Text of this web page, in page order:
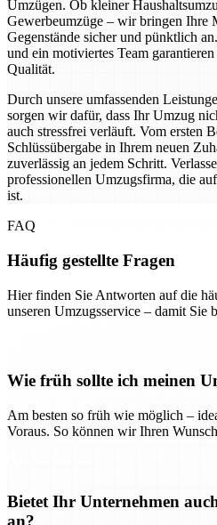
Umzügen. Ob kleiner
Gewerbeumzüge – wir bringen Ihre
Gegenstände sicher und pünktlich
und ein motiviertes Team
Qualität.
Durch unsere umfassenden
sorgen wir dafür, dass Ihr Umzug
auch stressfrei verläuft. Vom ersten
Schlüssübergabe in Ihrem neuen
zuverlässig an jedem Schritt.
professionellen Umzugsfirma, die
ist.
FAQ
Häufig gestellte Fragen
Hier finden Sie Antworten auf die
unseren Umzugsservice – damit Sie
Wie früh sollte ich meinen
Am besten so früh wie möglich –
Voraus. So können wir Ihren
Bietet Ihr Unternehmen
an?